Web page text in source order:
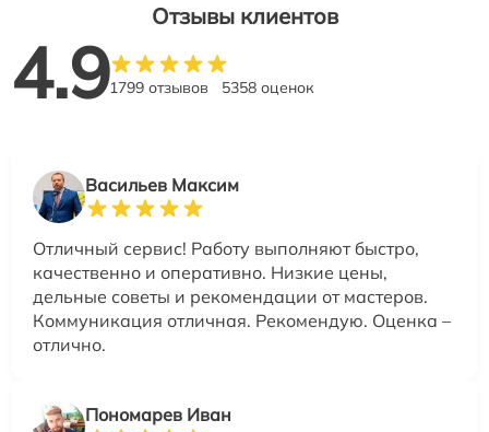
Отзывы клиентов
4.91799 отзывов 5358 оценок
Васильев Максим
Отличный сервис! Работу выполняют быстро,
качественно и оперативно. Низкие цены,
дельные советы и рекомендации от мастеров.
Коммуникация отличная. Рекомендую. Оценка –
отлично.
Пономарев Иван